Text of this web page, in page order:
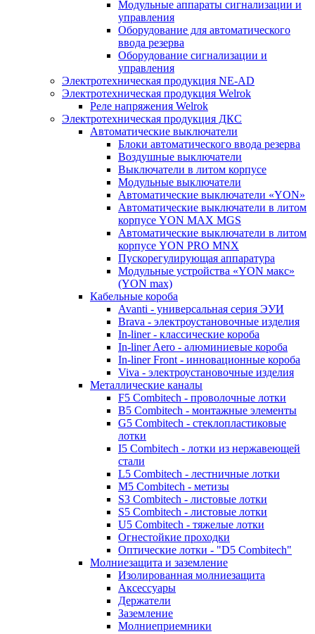
Модульные аппараты сигнализации и
управления
Оборудование для автоматического
ввода резерва
Оборудование сигнализации и
управления
Электротехническая продукция NE-AD
Электротехническая продукция Welrok
Реле напряжения Welrok
Электротехническая продукция ДКС
Автоматические выключатели
Блоки автоматического ввода резерва
Воздушные выключатели
Выключатели в литом корпусе
Модульные выключатели
Автоматические выключатели «YON»
Автоматические выключатели в литом
корпусе YON MAX MGS
Автоматические выключатели в литом
корпусе YON PRO MNX
Пускорегулирующая аппаратура
Модульные устройства «YON макс»
(YON max)
Кабельные короба
Avanti - универсальная серия ЭУИ
Brava - электроустановочные изделия
In-liner - классические короба
In-liner Aero - алюминиевые короба
In-liner Front - инновационные короба
Viva - электроустановочные изделия
Металлические каналы
F5 Combitech - проволочные лотки
B5 Combitech - монтажные элементы
G5 Combitech - стеклопластиковые
лотки
I5 Combitech - лотки из нержавеющей
стали
L5 Combitech - лестничные лотки
M5 Combitech - метизы
S3 Combitech - листовые лотки
S5 Combitech - листовые лотки
U5 Combitech - тяжелые лотки
Огнестойкие проходки
Оптические лотки - "D5 Combitech"
Молниезащита и заземление
Изолированная молниезащита
Аксессуары
Держатели
Заземление
Молниеприемники